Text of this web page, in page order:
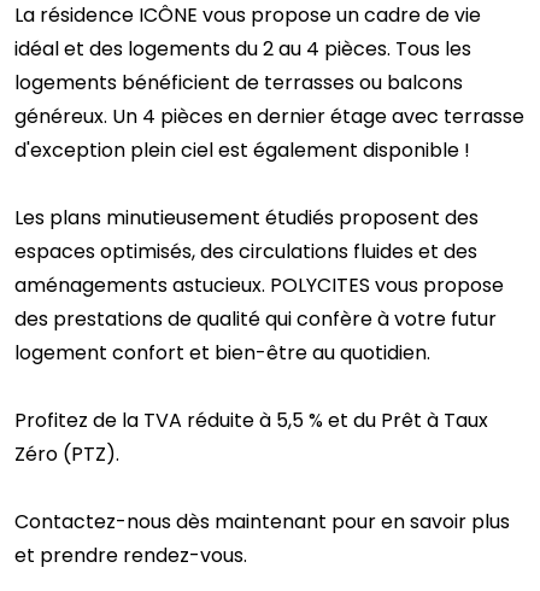
La résidence ICÔNE vous propose un cadre de vie
idéal et des logements du 2 au 4 pièces. Tous les
logements bénéficient de terrasses ou balcons
généreux. Un 4 pièces en dernier étage avec terrasse
d'exception plein ciel est également disponible !
Les plans minutieusement étudiés proposent des
espaces optimisés, des circulations fluides et des
aménagements astucieux. POLYCITES vous propose
des prestations de qualité qui confère à votre futur
logement confort et bien-être au quotidien.
Profitez de la TVA réduite à 5,5 % et du Prêt à Taux
Zéro (PTZ).
Contactez-nous dès maintenant pour en savoir plus
et prendre rendez-vous.